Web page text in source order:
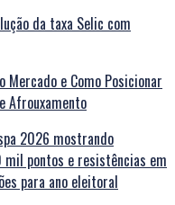
Mercado e Como Posicionar
Afrouxamento